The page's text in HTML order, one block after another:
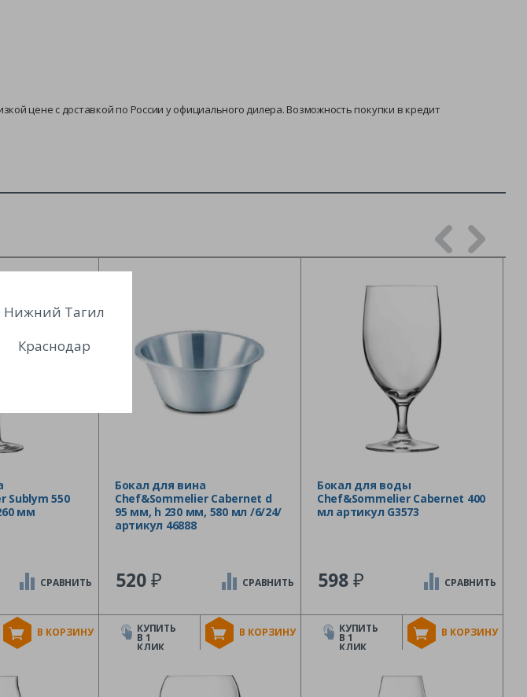
цене с доставкой по России у официального дилера. Возможность покупки в кредит
Sublym 550
мм
В КОРЗИНУ
СРАВНИТЬ
Бокал для вина
Chef&Sommelier Cabernet d
95 мм, h 230 мм, 580 мл /6/24/
артикул 46888
520₽
В КОРЗИНУ
СРАВНИТЬ
КУПИТЬ
В 1
КЛИК
Бокал для воды
Chef&Sommelier Cabernet 400
мл артикул G3573
598₽
В КОРЗИНУ
СРАВНИТЬ
КУПИТЬ
В 1
КЛИК
Нижний Тагил
Краснодар